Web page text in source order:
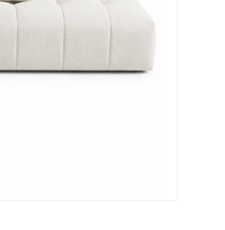
היה:
20,000 ₪.